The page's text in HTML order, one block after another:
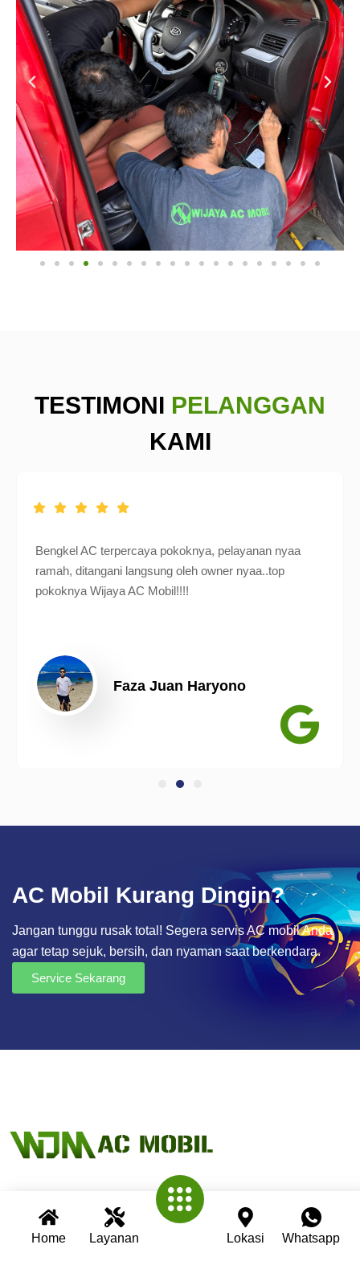
Home Layanan Lokasi Whatsapp
TESTIMONI PELANGGAN
KAMI
Bengkel AC terpercaya pokoknya, pelayanan nyaa
ramah, ditangani langsung oleh owner nyaa..top
pokoknya Wijaya AC Mobil!!!!
Faza Juan Haryono
AC Mobil Kurang Dingin?
Jangan tunggu rusak total! Segera servis AC mobil Anda
agar tetap sejuk, bersih, dan nyaman saat berkendara.
Service Sekarang
Wijaya AC Mobil adalah bengkel spesialis AC mobil yang
telah berpengalaman lebih dari 30 tahun. Kami berkomitmen